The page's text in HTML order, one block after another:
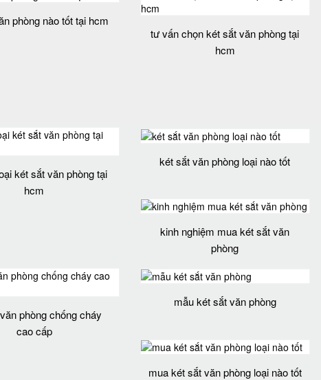
phòng nào tốt tại hcm
tư vấn chọn két sắt văn phòng tại
hcm
két sắt văn phòng tại
hcm
két sắt văn phòng loại nào tốt
kinh nghiệm mua két sắt văn
phòng
phòng chống cháy
cao cấp
mẫu két sắt văn phòng
mua két sắt văn phòng loại nào tốt